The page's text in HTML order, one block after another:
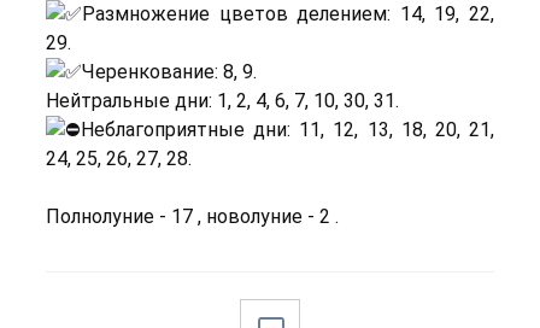
Размножение цветов делением: 14, 19, 22,
29.
Черенкование: 8, 9.
Нейтральные дни: 1, 2, 4, 6, 7, 10, 30, 31.
Неблагоприятные дни: 11, 12, 13, 18, 20, 21,
24, 25, 26, 27, 28.
Полнолуние - 17 , новолуние - 2 .